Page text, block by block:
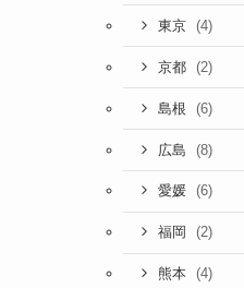
東京 (4)
京都 (2)
島根 (6)
広島 (8)
愛媛 (6)
福岡 (2)
熊本 (4)